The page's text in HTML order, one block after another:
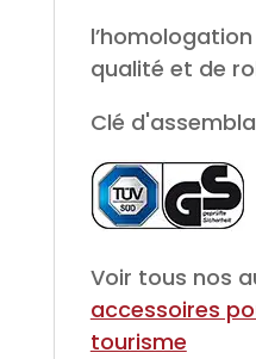
qualité et de
Clé
Voir tous nos
accessoires
tourisme